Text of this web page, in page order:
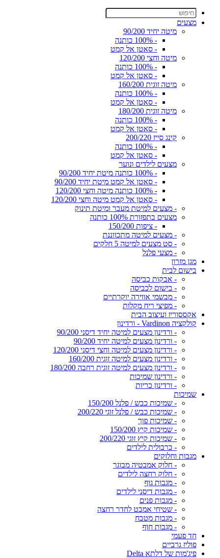
מצעים
מיטה יחיד 90/200
- 100% כותנה
- סאטן אל קמט
מיטה וחצי 120/200
- 100% כותנה
- סאטן אל קמט
מיטה זוגית 160/200
- 100% כותנה
- סאטן אל קמט
מיטה זוגית 180/200
- 100% כותנה
- סאטן אל קמט
קינג סייז 200/220
- 100% כותנה
- סאטן אל קמט
מצעים לילדים ונוער
- 100% כותנה מיטת יחיד 90/200
- סאטן אל קמט מיטת יחיד 90/200
- 100% כותנה מיטה וחצי 120/200
- סאטן אל קמט מיטה וחצי 120/200
- מצעים למיטת מעבר ומיטת תינוק
מצעים בתפזורת 100% כותנה
- ציפות 150/200
- מצעים למיטה מתכווננת
- סט מצעים למיטה 5 חלקים
- מצעי פלנל
מגן מזרון
בישום לבית
- אבקות כביסה
- בישום לכביסה
- מבשמי אווירה יוקרתיים
- מפיצי ריח מקלות
אקססוריז ועיצוב הבית
קולקציה Vardinon - ורדינון
- ורדינון מצעים למיטה יחיד דיסני 90/200
- ורדינון מצעים למיטה יחיד 90/200
- ורדינון מצעים למיטה וחצי דיסני 120/200
- ורדינון מצעים למיטה זוגית 160/200
- ורדינון מצעים למיטה זוגית רחבה 180/200
- ורדינון שמיכות
- ורדינון כריות
שמיכות
- שמיכות כבש / פלנל 150/200
- שמיכות כבש / פלנל זוגי 200/220
- שמיכות פוך
- שמיכות קיץ 150/200
- שמיכות קיץ זוגי 200/220
- כרבולית לילדים
מגבות וחלוקים
- חלוק אמבטיה מבוגר
- חלוק רחצה לילדים
- מגבות גוף
- מגבות דיסני לילדים
- מגבות פנים
- שטיחי אמבט לחדר רחצה
- מגבות מטבח
- מגבות חוף
חד פעמי
פוליז גרביים
פיג'מות של דלתא Delta